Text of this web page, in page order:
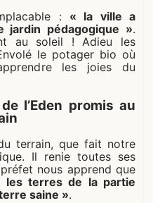
: « la ville a
jardin pédagogique ».
au soleil ! Adieu les
le potager bio où
les joies du
l’Eden promis au
terrain, que fait notre
Il renie toutes ses
nous apprend que
les terres de la partie
saine ».